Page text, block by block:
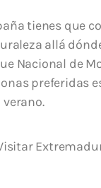
tienes que
allá
Nacional de
preferidas